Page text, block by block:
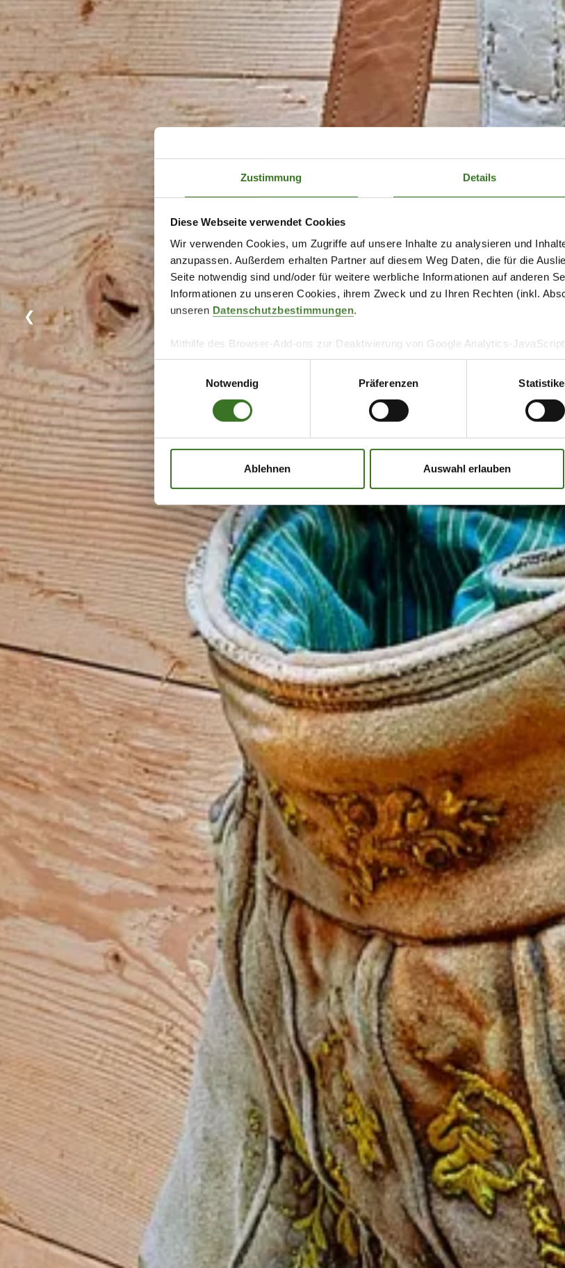
Zustimmung Details
Diese Webseite verwendet Cookies
Wir verwenden Cookies, um Zugriffe auf unsere Inhalte zu analysieren und
anzupassen. Außerdem erhalten Partner auf diesem Weg Daten, die für die
Seite notwendig sind und/oder für weitere werbliche Informationen auf anderen
Informationen zu unseren Cookies, ihrem Zweck und zu Ihren Rechten (inkl.
unseren Datenschutzbestimmungen.
Mithilfe des Browser-Add-ons zur Deaktivierung von Google Analytics-
Website-Besucher verhindern, dass Google Analytics ihre Daten verwendet.
möchten, laden Sie das Add-on für Ihren Webbrowser herunter und
Impressum | Datenschutz
true
Notwendig
Präferenzen
Ablehnen Auswahl erlauben
❮